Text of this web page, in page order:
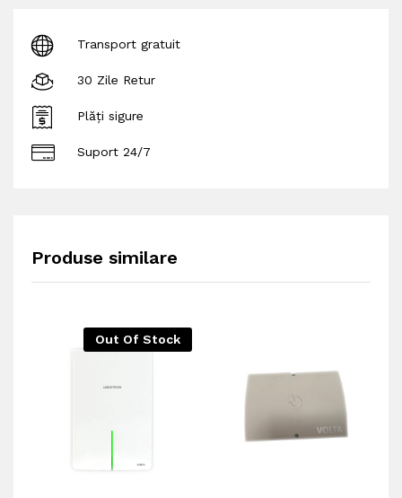
Transport gratuit
30 Zile Retur
Plăți sigure
Suport 24/7
Produse similare
Out Of Stock